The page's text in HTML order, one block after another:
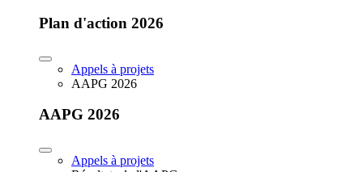
Plan d'action 2026
Appels à projets
AAPG 2026
AAPG 2026
Appels à projets